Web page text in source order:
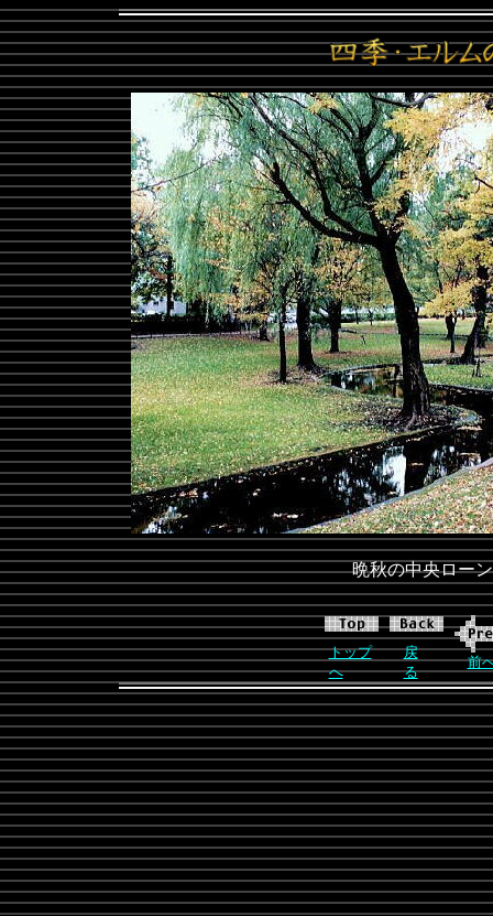
晩秋の中央ロー
トップ
へ
戻
る
前